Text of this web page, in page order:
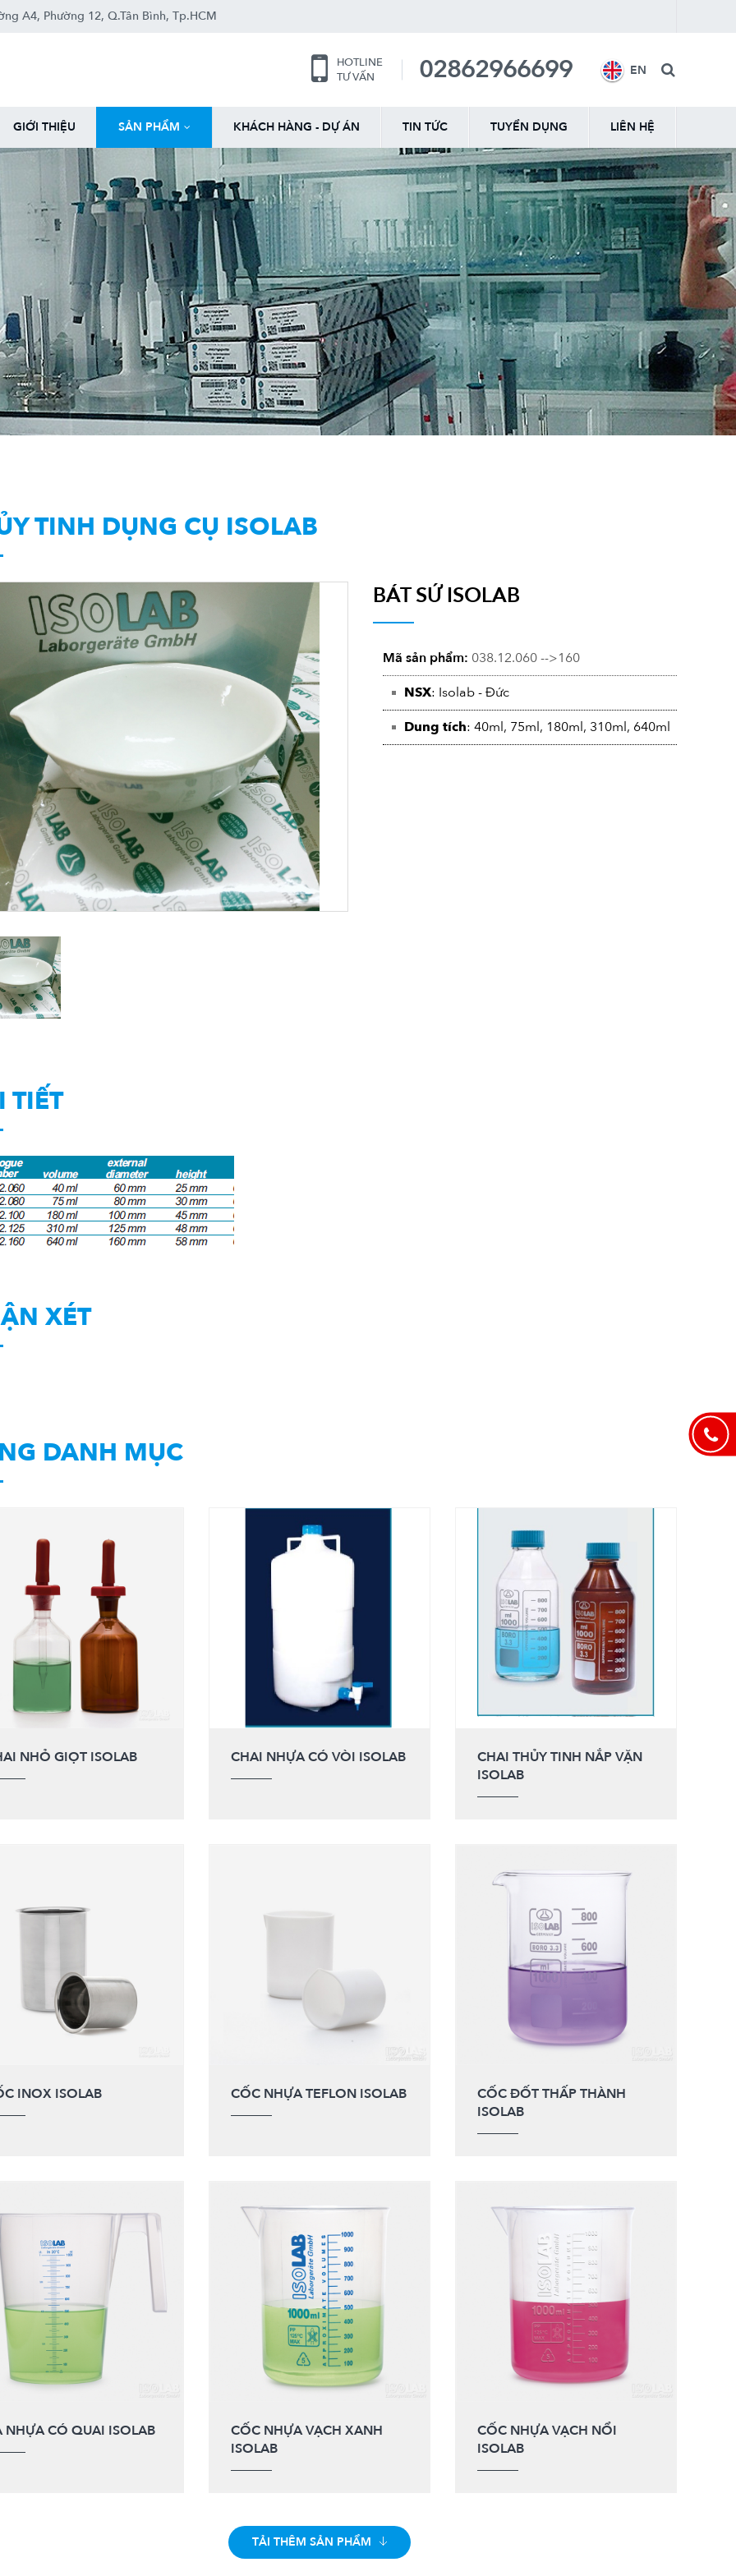
A4, Ph­ường 12, Q.Tân Bình, Tp.HCM
HOTLINE
TƯ VẤN
02862966699 EN
GIỚI THIỆU SẢN PHẨM KHÁCH HÀNG - DỰ ÁN TIN TỨC TUYỂN DỤNG LIÊN HỆ
TINH DỤNG CỤ ISOLAB
BÁT SỨ ISOLAB
Mã sản phẩm: 038.12.060 -->160
NSX: Isolab - Đức
Dung tích: 40ml, 75ml, 180ml, 310ml, 640ml
TIẾT
XÉT
DANH MỤC
NHỎ GIỌT ISOLAB CHAI NHỰA CÓ VÒI ISOLAB
CHAI THỦY TINH NẮP VẶN
ISOLAB
INOX ISOLAB CỐC NHỰA TEFLON ISOLAB
CỐC ĐỐT THẤP THÀNH
ISOLAB
NHỰA CÓ QUAI ISOLAB
CỐC NHỰA VẠCH XANH
ISOLAB
CỐC NHỰA VẠCH NỔI
ISOLAB
TẢI THÊM SẢN PHẨM